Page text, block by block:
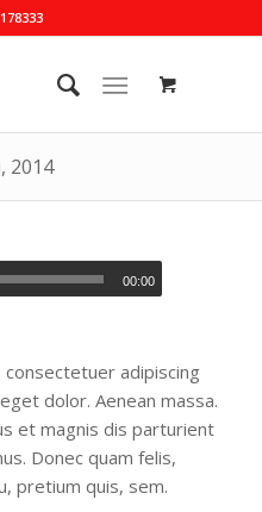
2014
00:00
adipiscing
dolor. Aenean massa.
et magnis dis parturient
Donec quam felis,
pretium quis, sem.